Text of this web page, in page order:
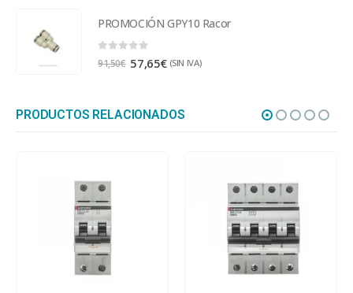
PROMOCIÓN GPY10 Racor
0 out of 5
91,50€ 57,65€ (SIN IVA)
PRODUCTOS RELACIONADOS